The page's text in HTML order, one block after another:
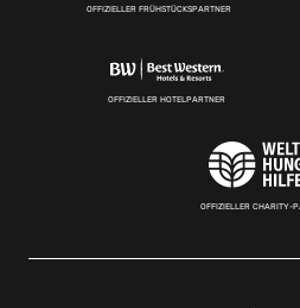
OFFIZIELLER FRÜHSTÜCKSPARTNER
OFFIZIELLER HOTELPARTNER
OFFIZIELLER CHARITY-